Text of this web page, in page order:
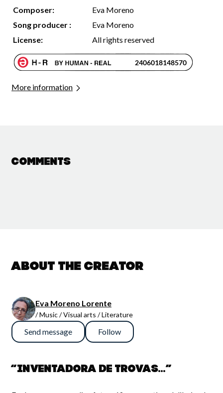
Composer:
Eva Moreno
Song producer :
Eva Moreno
License:
All rights reserved
More information
Comments
About the creator
Eva Moreno Lorente
/ Music / Visual arts / Literature
Send message Follow
“Inventadora de trovas...”